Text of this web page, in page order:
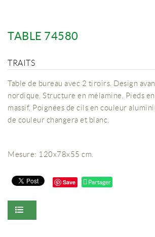
TABLE 74580
TRAITS
Table de bureau avec 2 tiroirs. Design
nordique. Structure en mélamine. Pieds
massif. Poignées de cils en couleur
de couleur changera et blanc.
Mesure: 120x78x55 cm.
Save Partager